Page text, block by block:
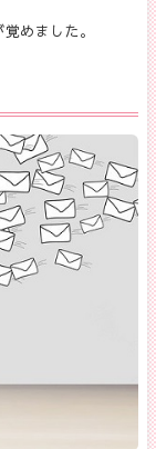
めました。